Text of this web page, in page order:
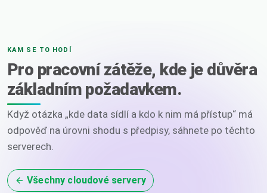
KAM SE TO HODÍ
Pro pracovní zátěže, kde je důvěra
základním požadavkem.
Když otázka „kde data sídlí a kdo k nim má přístup“ má
odpověď na úrovni shodu s předpisy, sáhnete po těchto
serverech.
Všechny cloudové servery